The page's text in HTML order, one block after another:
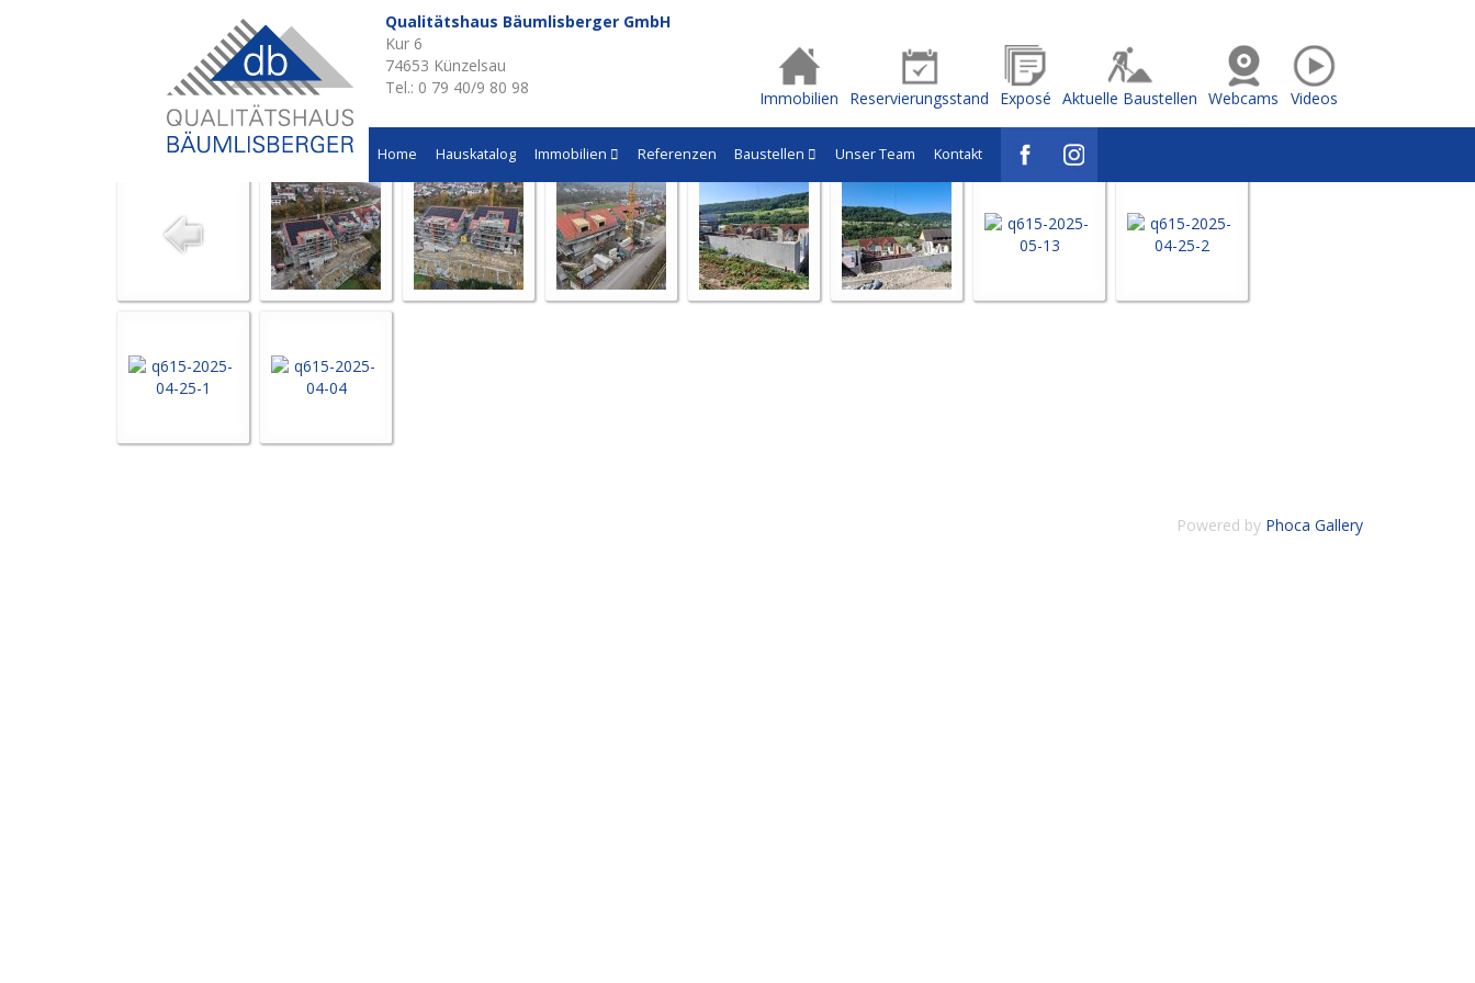
Qualitätshaus Bäumlisberger GmbH
Kur 6
74653 Künzelsau
Tel.: 0 79 40/9 80 98
Immobilien Reservierungsstand Exposé Aktuelle Baustellen Webcams Videos
Home Hauskatalog Immobilien Referenzen Baustellen Unser Team Kontakt
Aktuelle Baustellen - Q615
Mehrfamilienwohnhaus in Künzelsau
Powered by Phoca Gallery